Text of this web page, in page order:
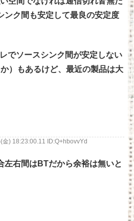
ンク間も安定して最良の安定度
でソースシンク間が安定しない
）もあるけど、最近の製品は大
金) 18:23:00.11 ID:Q+hbovvYd
左右間はBTだから余裕は無いと